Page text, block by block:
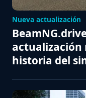
Nueva actualización
actualización
historia del